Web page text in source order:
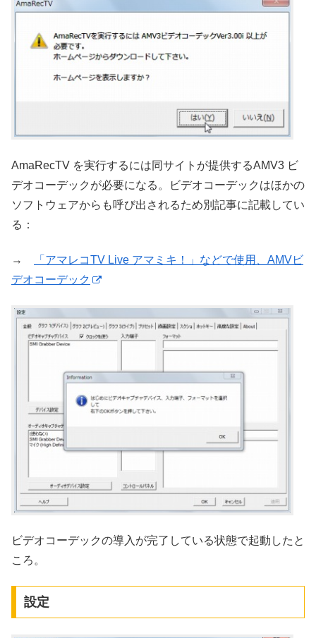
AmaRecTV を実行するには同サイトが提供するAMV3 ビ
デオコーデックが必要になる。ビデオコーデックはほかの
ソフトウェアからも呼び出されるため別記事に記載してい
る：
→
「アマレコTV Live アマミキ！」などで使用、AMVビ
デオコーデック
ビデオコーデックの導入が完了している状態で起動したと
ころ。
設定